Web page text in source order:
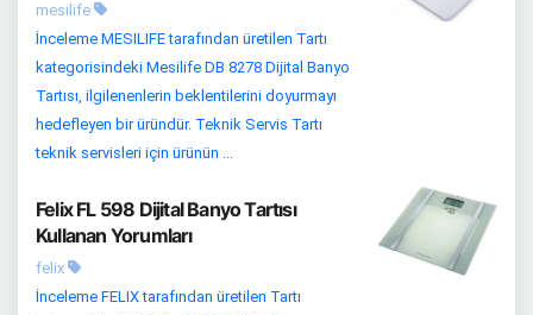
mesilife
İnceleme MESILIFE tarafından üretilen Tartı
kategorisindeki Mesilife DB 8278 Dijital Banyo
Tartısı, ilgilenenlerin beklentilerini doyurmayı
hedefleyen bir üründür. Teknik Servis Tartı
teknik servisleri için ürünün ...
Felix FL 598 Dijital Banyo Tartısı
Kullanan Yorumları
felix
İnceleme FELIX tarafından üretilen Tartı